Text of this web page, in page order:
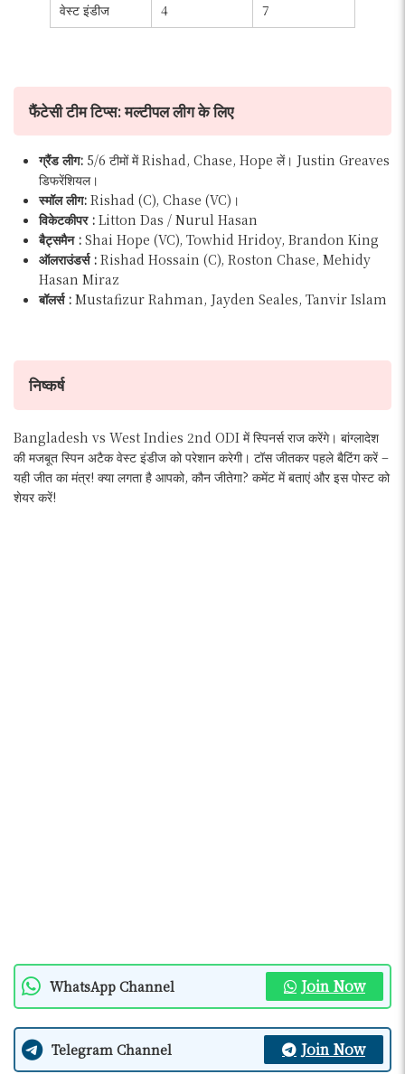
वेस्ट इंडीज
4 7
फैंटेसी टीम टिप्स: मल्टीपल लीग के लिए
ग्रैंड लीग: 5/6 टीमों में Rishad, Chase, Hope लें। Justin Greaves
डिफरेंशियल।
स्मॉल लीग: Rishad (C), Chase (VC)।
विकेटकीपर : Litton Das / Nurul Hasan
बैट्समैन : Shai Hope (VC), Towhid Hridoy, Brandon King
ऑलराउंडर्स : Rishad Hossain (C), Roston Chase, Mehidy
Hasan Miraz
बॉलर्स : Mustafizur Rahman, Jayden Seales, Tanvir Islam
निष्कर्ष
Bangladesh vs West Indies 2nd ODI में स्पिनर्स राज करेंगे। बांग्लादेश
की मजबूत स्पिन अटैक वेस्ट इंडीज को परेशान करेगी। टॉस जीतकर पहले बैटिंग करें –
यही जीत का मंत्र! क्या लगता है आपको, कौन जीतेगा? कमेंट में बताएं और इस पोस्ट को
शेयर करें!
WhatsApp Channel Join Now
Telegram Channel Join Now